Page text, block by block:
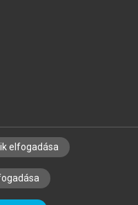
KÖNYVTÁROSOKNAK
ALAPELVEK
elfogadása